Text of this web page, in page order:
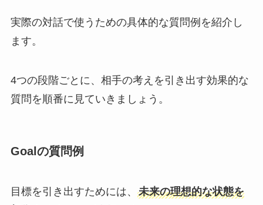
実際の対話で使うための具体的な質問例を紹介し
ます。
4つの段階ごとに、相手の考えを引き出す効果的な
質問を順番に見ていきましょう。
Goalの質問例
目標を引き出すためには、 未来の理想的な状態を